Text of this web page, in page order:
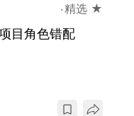
精选 ★
目角色错配